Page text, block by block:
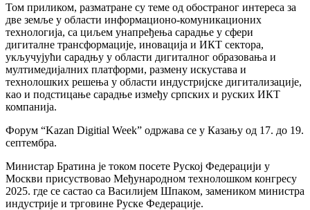
Том приликом, разматране су теме од обостраног интереса за
две земље у области информационо-комуникационих
технологија, са циљем унапређења сарадње у сфери
дигиталне трансформације, иновација и ИКТ сектора,
укључујући сарадњу у области дигиталног образовања и
мултимедијалних платформи, размену искустава и
технолошких решења у области индустријске дигитализације,
као и подстицање сарадње између српских и руских ИКТ
компанија.
Форум “Kazan Digitial Week” одржава се у Казању од 17. до 19.
септембра.
Министар Братина је током посете Руској Федерацији у
Москви присуствовао Међународном технолошком конгресу
2025. где се састао са Василијем Шпаком, замеником министра
индустрије и трговине Руске Федерације.